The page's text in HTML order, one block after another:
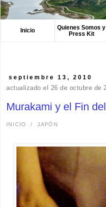
Inicio
Quienes Somos y
Press Kit
septiembre 13, 2010
actualizado el 26 de octubre de
Murakami y el Fin
INICIO / JAPÓN